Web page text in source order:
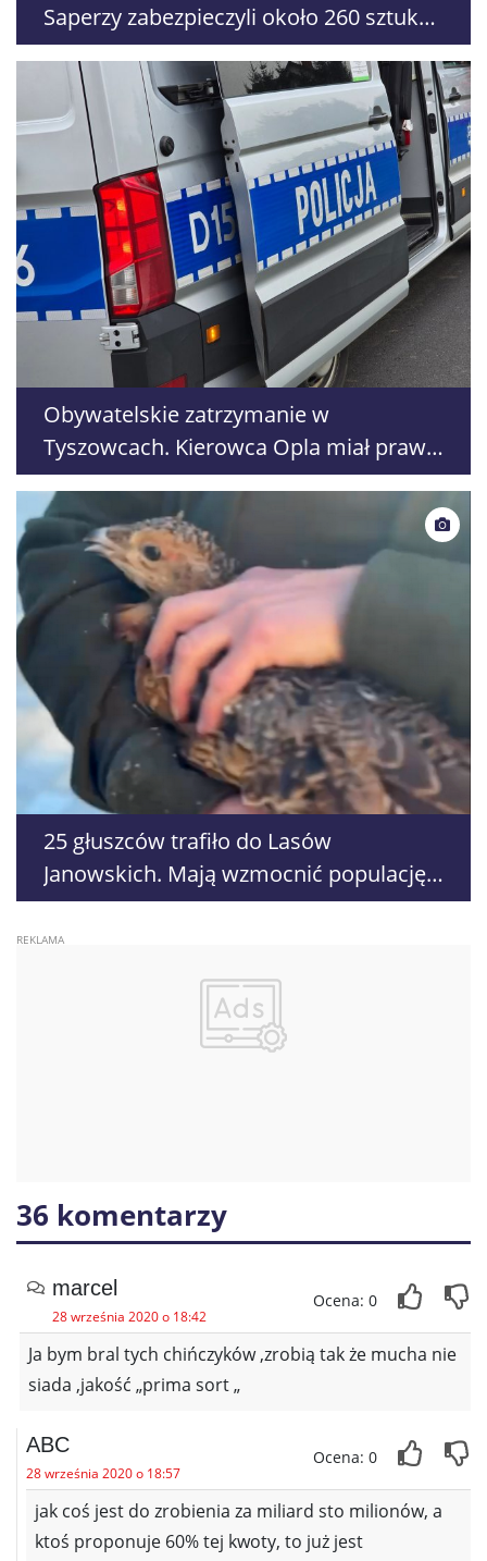
Saperzy zabezpieczyli około 260 sztuk
amunicji
Obywatelskie zatrzymanie w
Tyszowcach. Kierowca Opla miał prawie
2 promile
25 głuszców trafiło do Lasów
Janowskich. Mają wzmocnić populację
zagrożonego gatunku
36 komentarzy
marcel
28 września 2020 o 18:42
Ocena: 0
Ja bym bral tych chińczyków ,zrobią tak że mucha nie
siada ,jakość „prima sort „
ABC
28 września 2020 o 18:57
Ocena: 0
jak coś jest do zrobienia za miliard sto milionów, a
ktoś proponuje 60% tej kwoty, to już jest